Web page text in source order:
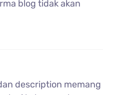
blog tidak akan
description memang